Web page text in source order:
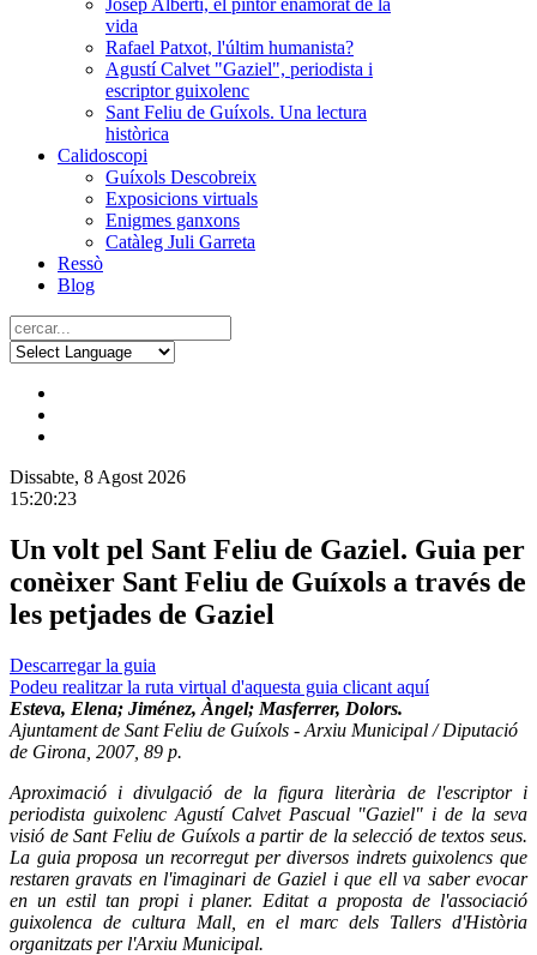
Josep Albertí, el pintor enamorat de la
vida
Rafael Patxot, l'últim humanista?
Agustí Calvet "Gaziel", periodista i
escriptor guixolenc
Sant Feliu de Guíxols. Una lectura
històrica
Calidoscopi
Guíxols Descobreix
Exposicions virtuals
Enigmes ganxons
Catàleg Juli Garreta
Ressò
Blog
Dissabte, 8 Agost 2026
15:20:23
Un volt pel Sant Feliu de Gaziel. Guia per
conèixer Sant Feliu de Guíxols a través de
les petjades de Gaziel
Descarregar la guia
Podeu realitzar la ruta virtual d'aquesta guia clicant aquí
Esteva, Elena; Jiménez, Àngel; Masferrer, Dolors.
Ajuntament de Sant Feliu de Guíxols - Arxiu Municipal / Diputació
de Girona, 2007, 89 p.
Aproximació i divulgació de la figura literària de l'escriptor i
periodista guixolenc Agustí Calvet Pascual "Gaziel" i de la seva
visió de Sant Feliu de Guíxols a partir de la selecció de textos seus.
La guia proposa un recorregut per diversos indrets guixolencs que
restaren gravats en l'imaginari de Gaziel i que ell va saber evocar
en un estil tan propi i planer. Editat a proposta de l'associació
guixolenca de cultura Mall, en el marc dels Tallers d'Història
organitzats per l'Arxiu Municipal.